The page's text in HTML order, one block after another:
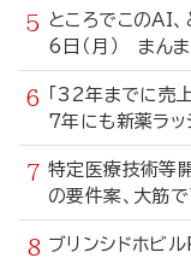
ところでこの
6日（月） まんま
「32年までに売
7年にも新薬ラッ
特定医療技術等
の要件案、大筋
ブリンシドホビ